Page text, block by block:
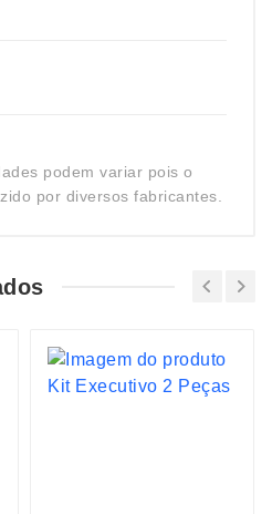
podem variar pois o
por diversos fabricantes.